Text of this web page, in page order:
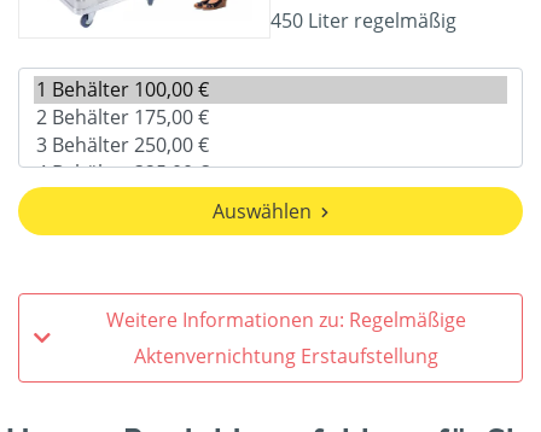
450 Liter regelmäßig
Auswählen
Weitere Informationen zu: Regelmäßige
Aktenvernichtung Erstaufstellung